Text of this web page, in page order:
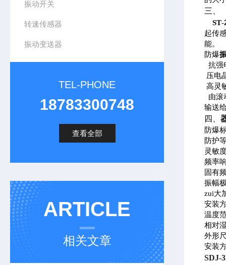
振动开关
转速传感器
振动变送器
TEL-PHONE
18783300748
查看全部
ARTICLE
相关文章
三、
ST-
起传
能。
防爆
抗强
压电
高灵
由滚
输送
四
防爆
防护
灵敏
频率
固有
振幅
zui大
安装
温度
相对
外形
安装
SDJ-